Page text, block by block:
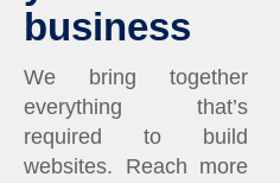
business
We bring together
everything that’s
required to build
websites. Reach more